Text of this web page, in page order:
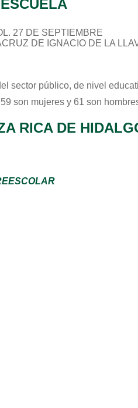
27 DE SEPTIEMBRE
DE IGNACIO DE LA
sector público, de nivel
son mujeres y 61 son
RICA DE